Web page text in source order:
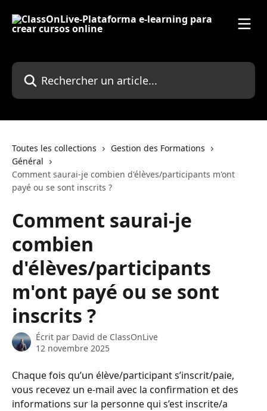
Rechercher un article...
Toutes les collections
Gestion des Formations
Général
Comment saurai-je combien d'élèves/participants m'ont
payé ou se sont inscrits ?
Comment saurai-je
combien
d'élèves/participants
m'ont payé ou se sont
inscrits ?
Écrit par David de ClassOnLive
12 novembre 2025
Chaque fois qu’un élève/participant s’inscrit/paie,
vous recevez un e-mail avec la confirmation et des
informations sur la personne qui s’est inscrite/a